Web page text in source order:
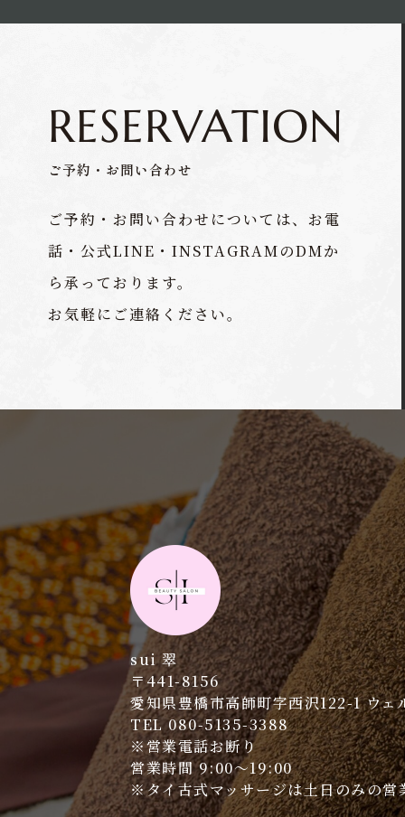
RESERVATION
ご予約・お問い合わせ
ご予約・お問い合わせについては、お電
話・公式LINE・INSTAGRAMのDMか
ら承っております。
お気軽にご連絡ください。
sui 翠
〒441-8156
愛知県豊橋市高師町字西沢122-1 ウェ
TEL 080-5135-3388
※営業電話お断り
営業時間 9:00～19:00
※タイ古式マッサージは土日のみの営